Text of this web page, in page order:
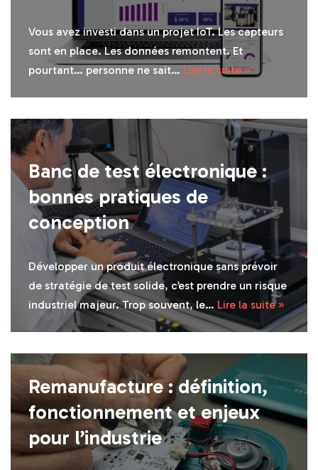
Vous avez investi dans un projet IoT. Les capteurs
sont en place. Les données remontent. Et
pourtant… personne ne sait… Lire la suite »
Banc de test électronique :
bonnes pratiques de
conception
Développer un produit électronique sans prévoir
de stratégie de test solide, c’est prendre un risque
industriel majeur. Trop souvent, le… Lire la suite »
Remanufacture : définition,
fonctionnement et enjeux
pour l’industrie